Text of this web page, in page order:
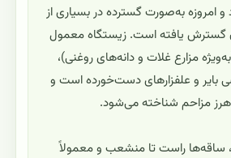
امروزه به‌صورت گسترده در بسیاری از
گسترش یافته است. زیستگاه معمول
مزارع غلات و دانه‌های روغنی)،
بایر و علفزارهای دست‌خورده است و
مزاحم شناخته می‌شود.
ساقه‌ها راست تا منشعب و معمولاً